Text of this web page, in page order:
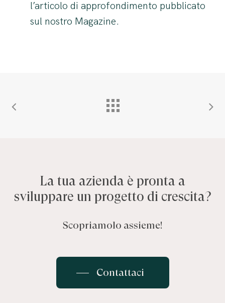
l’articolo di approfondimento pubblicato
sul nostro Magazine.
La tua azienda è pronta a
sviluppare un progetto di crescita?
Scopriamolo assieme!
Contattaci